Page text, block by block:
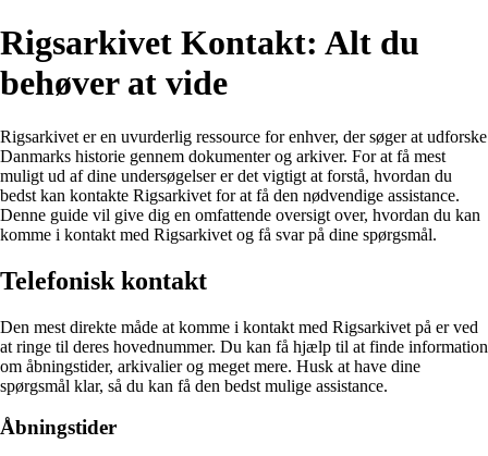
Rigsarkivet Kontakt: Alt du
behøver at vide
Rigsarkivet er en uvurderlig ressource for enhver, der søger at udforske
Danmarks historie gennem dokumenter og arkiver. For at få mest
muligt ud af dine undersøgelser er det vigtigt at forstå, hvordan du
bedst kan kontakte Rigsarkivet for at få den nødvendige assistance.
Denne guide vil give dig en omfattende oversigt over, hvordan du kan
komme i kontakt med Rigsarkivet og få svar på dine spørgsmål.
Telefonisk kontakt
Den mest direkte måde at komme i kontakt med Rigsarkivet på er ved
at ringe til deres hovednummer. Du kan få hjælp til at finde information
om åbningstider, arkivalier og meget mere. Husk at have dine
spørgsmål klar, så du kan få den bedst mulige assistance.
Åbningstider